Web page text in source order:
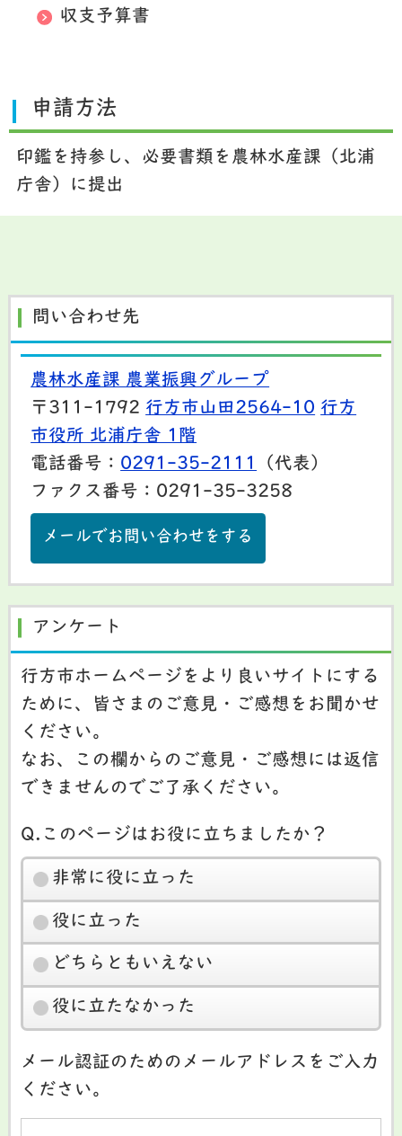
収支予算書
申請方法
印鑑を持参し、必要書類を農林水産課（北浦
庁舎）に提出
問い合わせ先
農林水産課 農業振興グループ
〒311-1792 行方市山田2564-10 行方
市役所 北浦庁舎 1階
電話番号： 0291-35-2111
（代表）
ファクス番号：0291-35-3258
メールでお問い合わせをする
アンケート
行方市ホームページをより良いサイトにする
ために、皆さまのご意見・ご感想をお聞かせ
ください。
なお、この欄からのご意見・ご感想には返信
できませんのでご了承ください。
Q.このページはお役に立ちましたか？
非常に役に立った
役に立った
どちらともいえない
役に立たなかった
メール認証のためのメールアドレスをご入力
ください。